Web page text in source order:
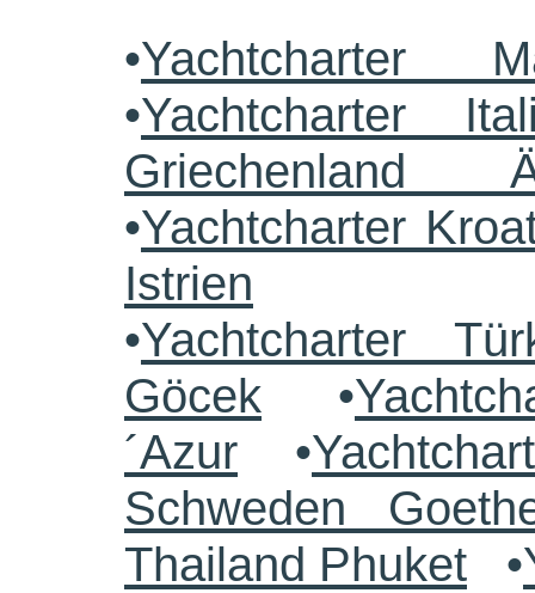
•Yachtcharter
•Yachtcharter
Griechenland
•Yachtcharter
Istrien
•Yachtcharter
Göcek •
´Azur •
Schweden
Thailand Phuket •